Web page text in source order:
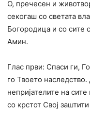
О, пречесен и
секогаш со светата
Богородица и со сите
Амин.
Глас први: Спаси ги,
го Твоето
непријателите на
со крстот Свој